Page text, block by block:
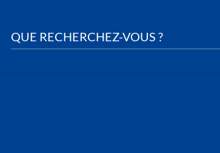
QUE RECHERCHEZ-VOUS ?